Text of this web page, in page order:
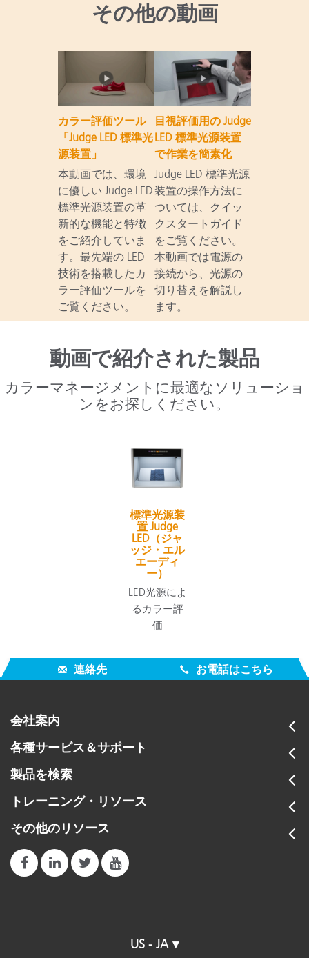
その他の動画
カラー評価ツール
「Judge LED 標準光
源装置」
本動画では、環境
に優しい Judge LED
標準光源装置の革
新的な機能と特徴
をご紹介していま
す。最先端の LED
技術を搭載したカ
ラー評価ツールを
ご覧ください。
目視評価用の Judge
LED 標準光源装置
で作業を簡素化
Judge LED 標準光源
装置の操作方法に
ついては、クイッ
クスタートガイド
をご覧ください。
本動画では電源の
接続から、光源の
切り替えを解説し
ます。
動画で紹介された製品
カラーマネージメントに最適なソリューショ
ンをお探しください。
標準光源装
置 Judge
LED（ジャ
ッジ・エル
エーディ
ー）
LED光源によ
るカラー評
価
連絡先 お電話はこちら
会社案内
各種サービス＆サポート
製品を検索
トレーニング・リソース
その他のリソース
US - JA